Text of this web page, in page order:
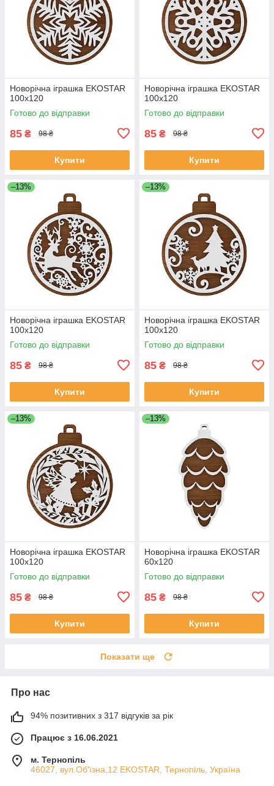
Новорічна іграшка EKOSTAR
100х120
Готово до відправки
85 ₴ 98 ₴
Купити
Новорічна іграшка EKOSTAR
100х120
Готово до відправки
85 ₴ 98 ₴
Купити
–13%
Новорічна іграшка EKOSTAR
100х120
Готово до відправки
85 ₴ 98 ₴
Купити
–13%
Новорічна іграшка EKOSTAR
100х120
Готово до відправки
85 ₴ 98 ₴
Купити
–13%
Новорічна іграшка EKOSTAR
100х120
Готово до відправки
85 ₴ 98 ₴
Купити
–13%
Новорічна іграшка EKOSTAR
60х120
Готово до відправки
85 ₴ 98 ₴
Купити
Показати ще
Про нас
94% позитивних з 317 відгуків за рік
Працює з 16.06.2021
м. Тернопіль
46027, вул.Об'їзна,12 EKOSTAR, Тернопіль, Україна